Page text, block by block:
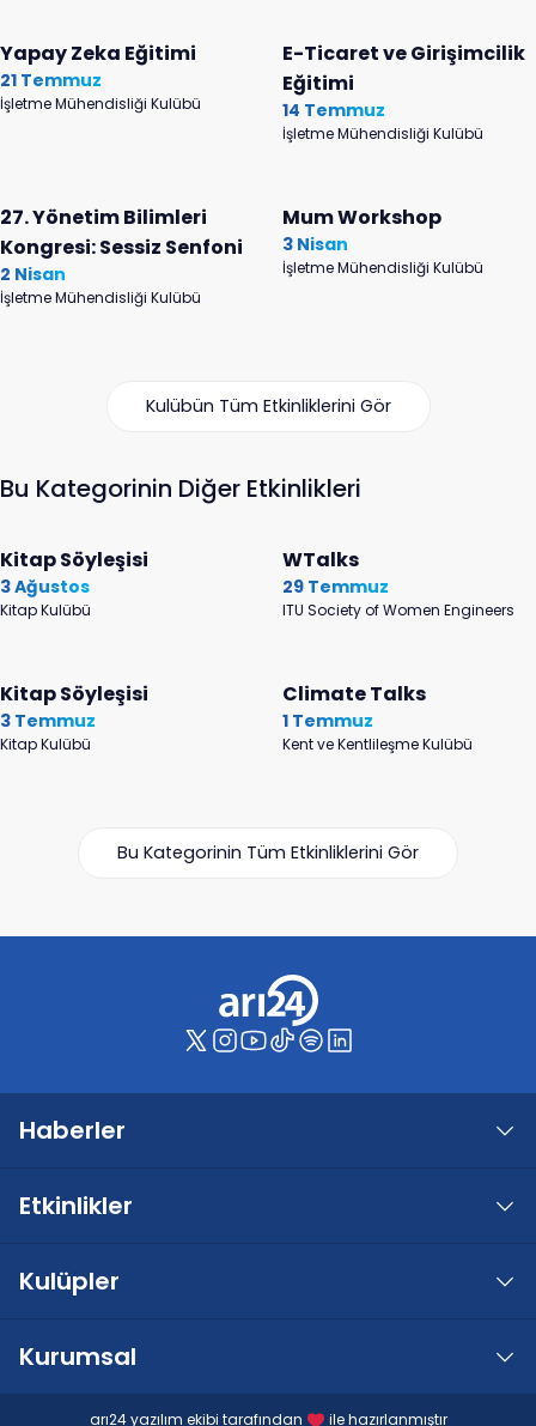
Yapay Zeka Eğitimi
21 Temmuz
İşletme Mühendisliği Kulübü
E-Ticaret ve Girişimcilik
Eğitimi
14 Temmuz
İşletme Mühendisliği Kulübü
27. Yönetim Bilimleri
Kongresi: Sessiz Senfoni
2 Nisan
İşletme Mühendisliği Kulübü
Mum Workshop
3 Nisan
İşletme Mühendisliği Kulübü
Kulübün Tüm Etkinliklerini Gör
Bu Kategorinin Diğer Etkinlikleri
Kitap Söyleşisi
3 Ağustos
Kitap Kulübü
WTalks
29 Temmuz
ITU Society of Women Engineers
Kitap Söyleşisi
3 Temmuz
Kitap Kulübü
Climate Talks
1 Temmuz
Kent ve Kentlileşme Kulübü
Bu Kategorinin Tüm Etkinliklerini Gör
Haberler
Etkinlikler
Kulüpler
Kurumsal
arı24 yazılım ekibi tarafından ile hazırlanmıştır